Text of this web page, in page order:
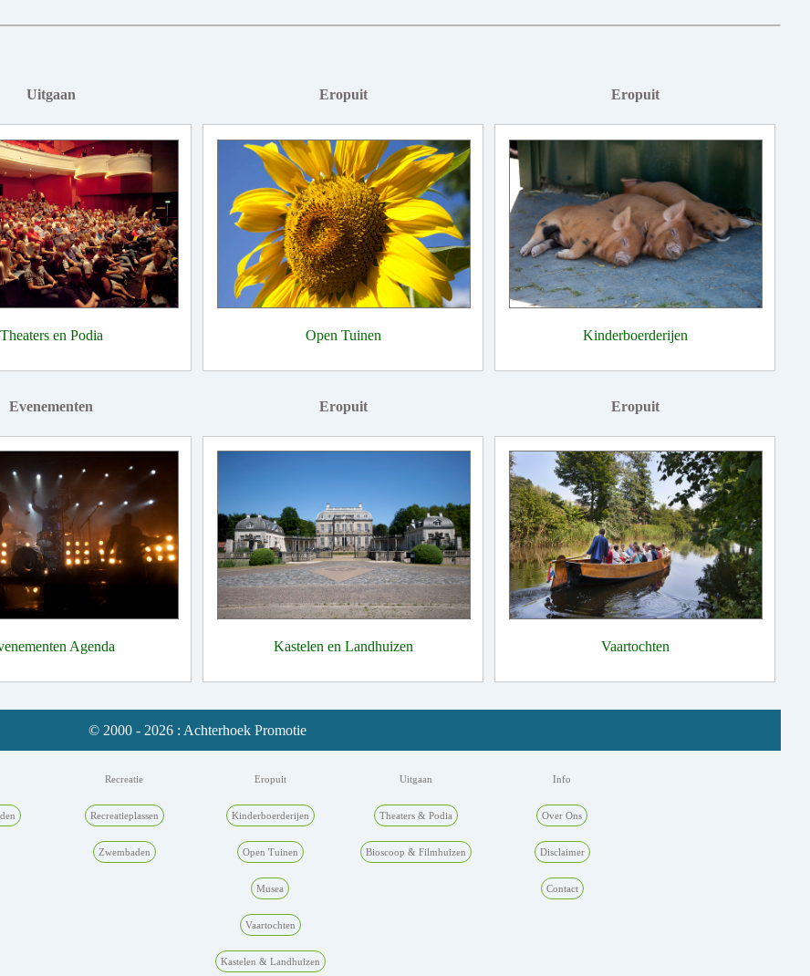
Uitgaan
Theaters en Podia
Eropuit
Open Tuinen
Eropuit
Kinderboerderijen
Evenementen
Agenda
Eropuit
Kastelen en Landhuizen
Eropuit
Vaartochten
© 2000 - 2026 : Achterhoek Promotie
Recreatie
Recreatieplassen
Zwembaden
Eropuit
Kinderboerderijen
Open Tuinen
Musea
Vaartochten
Kastelen & Landhuizen
Uitgaan
Theaters & Podia
Bioscoop & Filmhuizen
Info
Over Ons
Disclaimer
Contact